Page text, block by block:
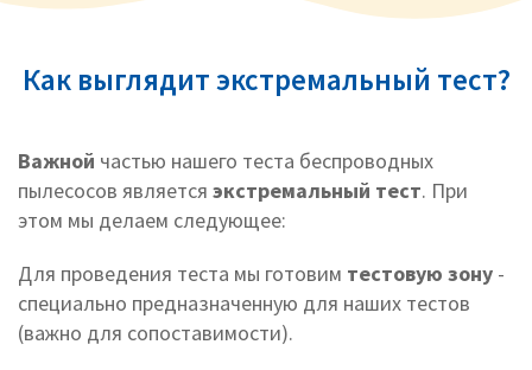
Как выглядит экстремальный тест?
Важной частью нашего теста беспроводных
пылесосов является экстремальный тест. При
этом мы делаем следующее:
Для проведения теста мы готовим тестовую зону -
специально предназначенную для наших тестов
(важно для сопоставимости).